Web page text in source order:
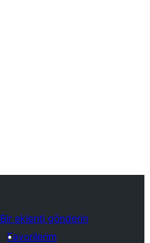
Bir eklenti gönderin
Favorilerim